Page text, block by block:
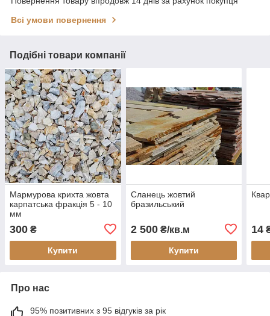
Всі умови повернення
Подібні товари компанії
Мармурова крихта жовта
карпатська фракція 5 - 10
мм
300 ₴
Купити
Сланець жовтий
бразильський
2 500₴/кв.м
Купити
14
Про нас
95% позитивних з 95 відгуків за рік